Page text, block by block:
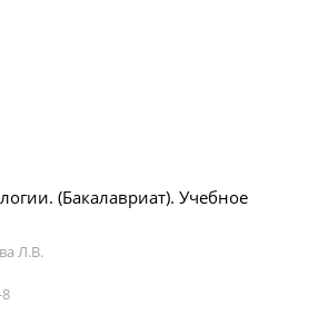
(Бакалавриат). Учебное
Л.В.